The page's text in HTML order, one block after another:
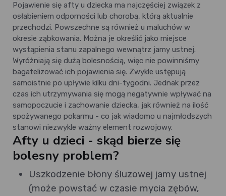
Pojawienie się afty u dziecka ma najczęściej związek z
osłabieniem odporności lub chorobą, którą aktualnie
przechodzi. Powszechne są również u maluchów w
okresie ząbkowania. Można je określić jako miejsce
wystąpienia stanu zapalnego wewnątrz jamy ustnej.
Wyróżniają się dużą bolesnością, więc nie powinniśmy
bagatelizować ich pojawienia się. Zwykle ustępują
samoistnie po upływie kilku dni-tygodni. Jednak przez
czas ich utrzymywania się mogą negatywnie wpływać na
samopoczucie i zachowanie dziecka, jak również na ilość
spożywanego pokarmu - co jak wiadomo u najmłodszych
stanowi niezwykle ważny element rozwojowy.
Afty u dzieci - skąd bierze się
bolesny problem?
Uszkodzenie błony śluzowej jamy ustnej
(może powstać w czasie mycia zębów,